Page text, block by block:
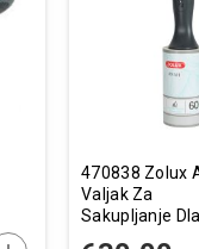
listu
470838 Zolux
Valjak Za
Sakupljanje